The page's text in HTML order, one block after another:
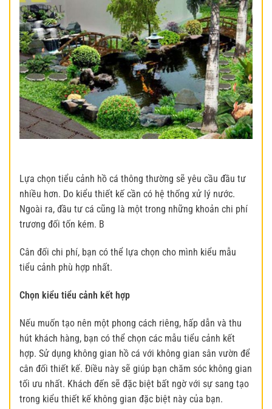
Lựa chọn tiểu cảnh hồ cá thông thường sẽ yêu cầu đầu tư
nhiều hơn. Do kiểu thiết kế cần có hệ thống xử lý nước.
Ngoài ra, đầu tư cá cũng là một trong những khoản chi phí
trương đối tốn kém. B
Cân đối chi phí, bạn có thể lựa chọn cho mình kiểu mẫu
tiểu cảnh phù hợp nhất.
Chọn kiểu tiểu cảnh kết hợp
Nếu muốn tạo nên một phong cách riêng, hấp dẫn và thu
hút khách hàng, bạn có thể chọn các mẫu tiểu cảnh kết
hợp. Sử dụng không gian hồ cá với không gian sân vườn để
cân đối thiết kế. Điều này sẽ giúp bạn chăm sóc không gian
tối ưu nhất. Khách đến sẽ đặc biệt bất ngờ với sự sang tạo
trong kiểu thiết kế không gian đặc biệt này của bạn.